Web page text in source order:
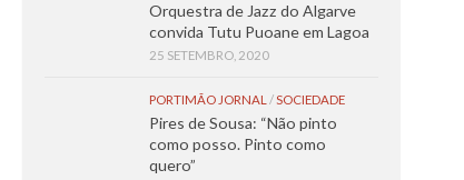
Orquestra de Jazz do Algarve
convida Tutu Puoane em Lagoa
25 SETEMBRO, 2020
PORTIMÃO JORNAL /SOCIEDADE
Pires de Sousa: “Não pinto
como posso. Pinto como
quero”